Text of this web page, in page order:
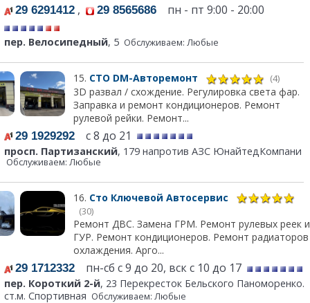
29 6291412 , 29 8565686 пн - пт 9:00 - 20:00
пер. Велосипедный, 5 Обслуживаем: Любые
15. СТО DM-Авторемонт (4)
3D развал / схождение. Регулировка света фар.
Заправка и ремонт кондиционеров. Ремонт
рулевой рейки. Ремонт...
29 1929292 с 8 до 21
просп. Партизанский, 179 напротив АЗС ЮнайтедКомпани
Обслуживаем: Любые
16. Сто Ключевой Автосервис
(30)
Ремонт ДВС. Замена ГРМ. Ремонт рулевых реек и
ГУР. Ремонт кондиционеров. Ремонт радиаторов
охлаждения. Арго...
29 1712332 пн-сб с 9 до 20, вск с 10 до 17
пер. Короткий 2-й, 23 Перекресток Бельского Паноморенко.
ст.м. Спортивная Обслуживаем: Любые